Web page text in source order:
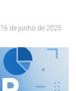
16 de junho de 2025